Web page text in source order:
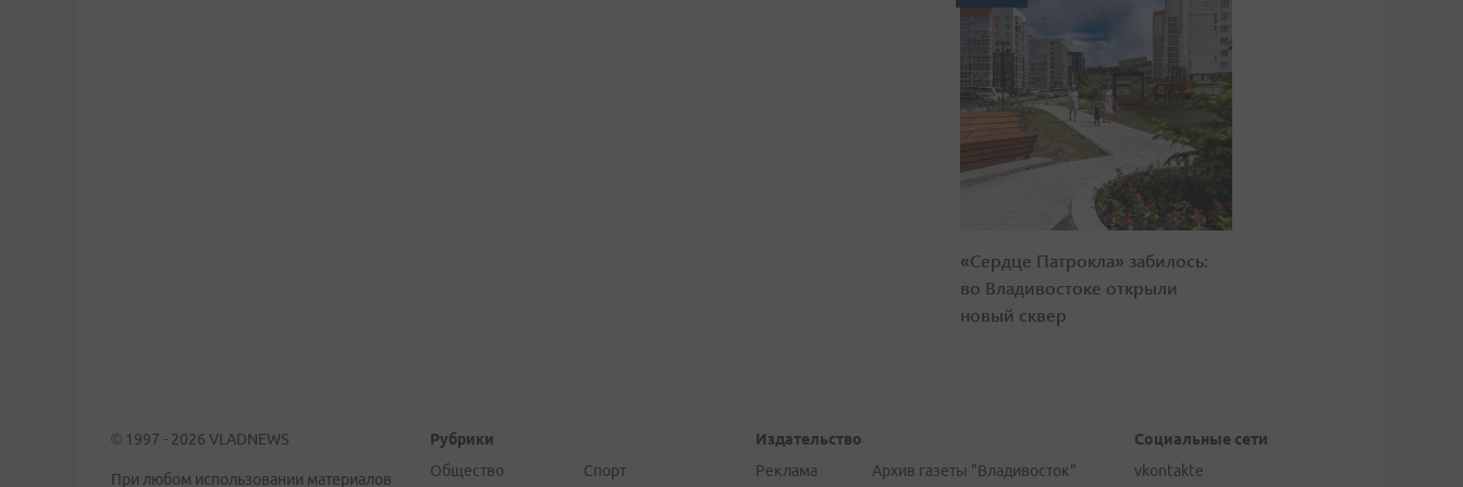
«Сердце Патрокла» забилось:
во Владивостоке открыли
новый сквер
© 1997 - 2026 VLADNEWS
При любом использовании материалов
Рубрики
Общество
Спорт
Издательство
Реклама
Архив газеты "Владивосток"
Социальные сети
vkontakte